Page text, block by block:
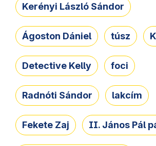
Kerényi László Sándor
Ágoston Dániel túsz
Detective Kelly foci
Radnóti Sándor lakcím
Fekete Zaj II. János Pál